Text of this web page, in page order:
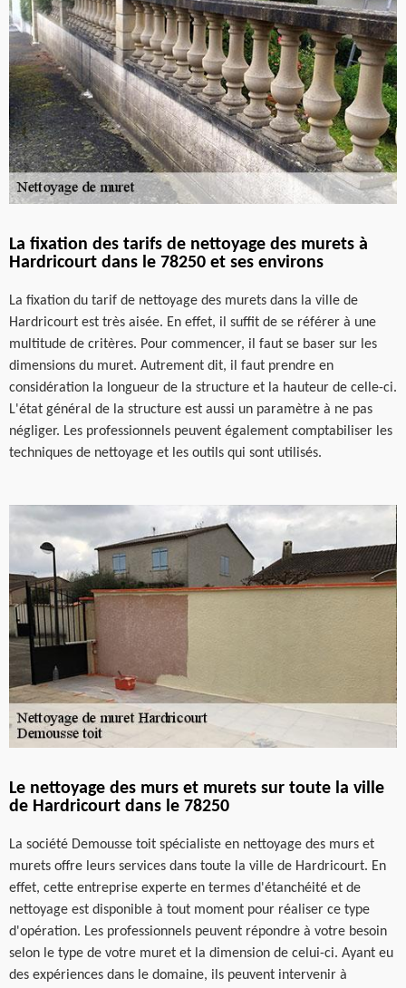
La fixation des tarifs de nettoyage des murets à
Hardricourt dans le 78250 et ses environs
La fixation du tarif de nettoyage des murets dans la ville de
Hardricourt est très aisée. En effet, il suffit de se référer à une
multitude de critères. Pour commencer, il faut se baser sur les
dimensions du muret. Autrement dit, il faut prendre en
considération la longueur de la structure et la hauteur de celle-ci.
L'état général de la structure est aussi un paramètre à ne pas
négliger. Les professionnels peuvent également comptabiliser les
techniques de nettoyage et les outils qui sont utilisés.
Le nettoyage des murs et murets sur toute la ville
de Hardricourt dans le 78250
La société Demousse toit spécialiste en nettoyage des murs et
murets offre leurs services dans toute la ville de Hardricourt. En
effet, cette entreprise experte en termes d'étanchéité et de
nettoyage est disponible à tout moment pour réaliser ce type
d'opération. Les professionnels peuvent répondre à votre besoin
selon le type de votre muret et la dimension de celui-ci. Ayant eu
des expériences dans le domaine, ils peuvent intervenir à